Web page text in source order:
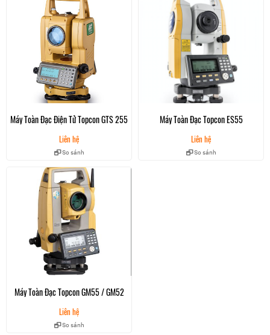
Máy Toàn Đạc Điện Tử Topcon GTS 255
Liên hệ
So sánh
Máy Toàn Đạc Topcon ES55
Liên hệ
So sánh
Máy Toàn Đạc Topcon GM55 / GM52
Liên hệ
So sánh